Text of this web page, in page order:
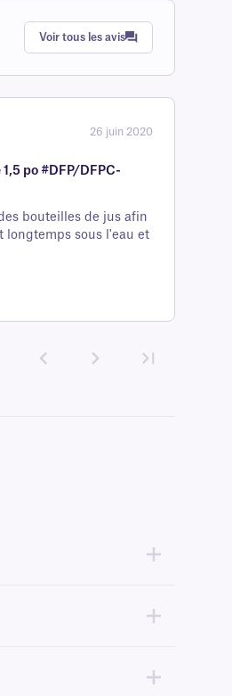
Voir tous les avis
26 juin 2020
po #DFP/DFPC-
bouteilles de jus afin
longtemps sous l'eau et